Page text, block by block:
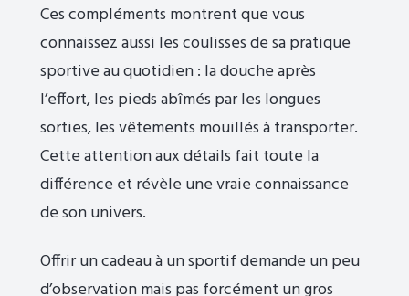
Ces compléments montrent que vous
connaissez aussi les coulisses de sa pratique
sportive au quotidien : la douche après
l’effort, les pieds abîmés par les longues
sorties, les vêtements mouillés à transporter.
Cette attention aux détails fait toute la
différence et révèle une vraie connaissance
de son univers.
Offrir un cadeau à un sportif demande un peu
d’observation mais pas forcément un gros